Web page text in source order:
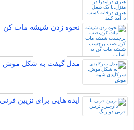
نحوه زدن شیشه مات کن
مدل گیفت به شکل موش
ایده هایی برای تزیین فرنی